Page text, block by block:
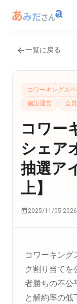
一覧に戻る
コワーキングスペ
施設運営
会
コワー
シェア
抽選ア
上】
2025/11/05·
コワーキング
ク割り当てを
者勝ちの不公
と解約率の低